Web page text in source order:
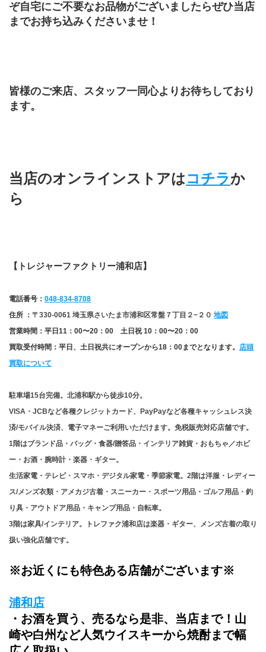
ぞ自宅にご不要なお品物がございましたらぜひ当店
までお持ち込みくださいませ！
皆様のご来店、スタッフ一同心よりお待ちしており
ます。
当店のオンラインストアはコチラか
ら
【トレジャーファクトリー浦和店】
電話番号： 048-834-8708
住所 ： 〒330-0061 埼玉県さいたま市浦和区常盤７丁目２−２０ 地図
営業時間：平日11：00〜20：00　土日祝 10：00〜20：00
買取受付時間：平日、土日祝共にオープンから18：00までとなります。 店頭
買取について
駐車場15台完備。北浦和駅から徒歩10分。
VISA・JCBなど各種クレジットカード、PayPayなど各種キャッシュレス決
済/モバイル決済、電子マネーご利用いただけます。免税販売対応店舗です。
1階はブランド品・バッグ・食器/贈答品・インテリア雑貨・おもちゃ／ホビ
ー・お酒・腕時計・楽器・ギター。
生活家電・テレビ・スマホ・デジタル家電・季節家電。2階は洋服・レディー
ス/メンズ衣類・アメカジ古着・スニーカー・スポーツ用品・ゴルフ用品・釣
り具・アウトドア用品・キャンプ用品・自転車。
3階は家具/インテリア。トレファク浦和店は楽器・ギター、メンズ古着の取り
扱い強化店舗です。
※お近くにも特色ある店舗がございます※
浦和店
・お酒を買う、売るなら是非、当店まで！山
崎や白州など人気ウイスキーから焼酎まで幅